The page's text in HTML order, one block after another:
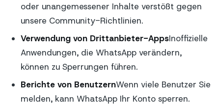
oder unangemessener Inhalte verstößt gegen
unsere Community-Richtlinien.
Verwendung von Drittanbieter-AppsInoffizielle
Anwendungen, die WhatsApp verändern,
können zu Sperrungen führen.
Berichte von BenutzernWenn viele Benutzer Sie
melden, kann WhatsApp Ihr Konto sperren.